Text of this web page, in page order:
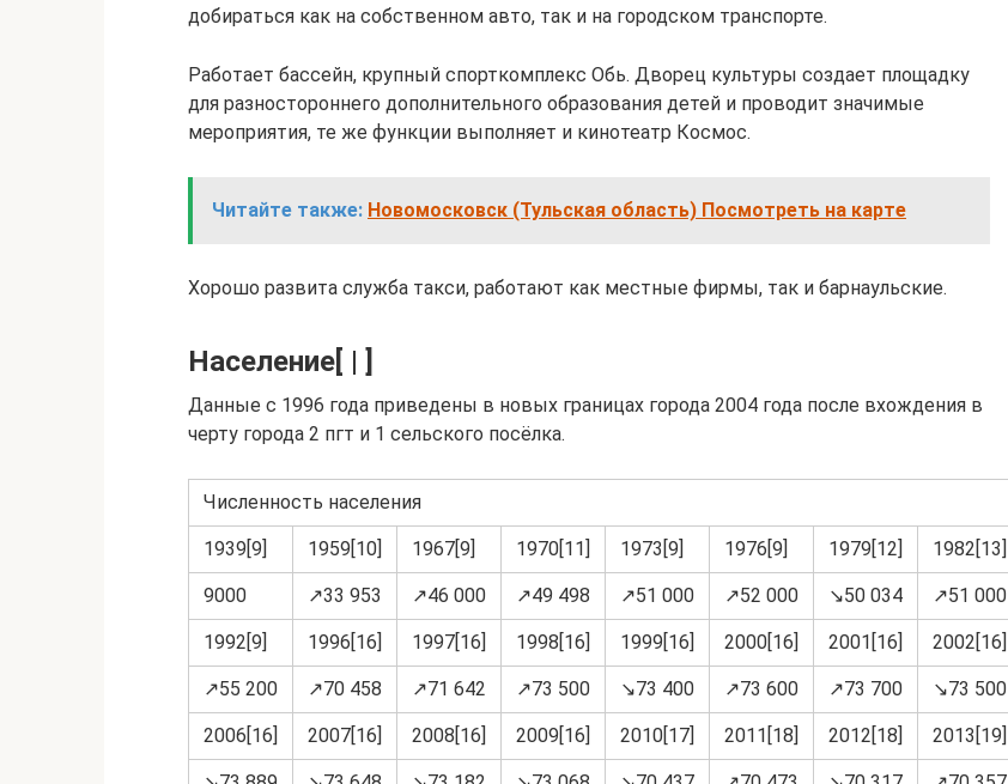
добираться как на собственном авто, так и на городском транспорте.
Работает бассейн, крупный спорткомплекс Обь. Дворец культуры создает площадку
для разностороннего дополнительного образования детей и проводит значимые
мероприятия, те же функции выполняет и кинотеатр Космос.
Читайте также: Новомосковск (Тульская область) Посмотреть на карте
Хорошо развита служба такси, работают как местные фирмы, так и барнаульские.
Население[ | ]
Данные с 1996 года приведены в новых границах города 2004 года после вхождения в
черту города 2 пгт и 1 сельского посёлка.
Численность населения
1939[9] 1959[10] 1967[9] 1970[11] 1973[9] 1976[9] 1979[12] 1982[13]
9000 ↗33 953 ↗46 000 ↗49 498 ↗51 000 ↗52 000 ↘50 034 ↗51 000
1992[9] 1996[16] 1997[16] 1998[16] 1999[16] 2000[16] 2001[16] 2002[16]
↗55 200 ↗70 458 ↗71 642 ↗73 500 ↘73 400 ↗73 600 ↗73 700 ↘73 500
2006[16] 2007[16] 2008[16] 2009[16] 2010[17] 2011[18] 2012[18] 2013[19]